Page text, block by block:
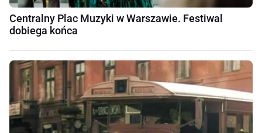
Centralny Plac Muzyki w Warszawie. Festiwal
dobiega końca